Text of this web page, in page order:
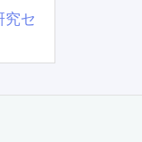
究セ